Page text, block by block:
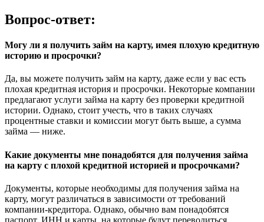
Вопрос-ответ:
Могу ли я получить займ на карту, имея плохую кредитную
историю и просрочки?
Да, вы можете получить займ на карту, даже если у вас есть
плохая кредитная история и просрочки. Некоторые компании
предлагают услуги займа на карту без проверки кредитной
истории. Однако, стоит учесть, что в таких случаях
процентные ставки и комиссии могут быть выше, а сумма
займа — ниже.
Какие документы мне понадобятся для получения займа
на карту с плохой кредитной историей и просрочками?
Документы, которые необходимы для получения займа на
карту, могут различаться в зависимости от требований
компании-кредитора. Однако, обычно вам понадобятся
паспорт, ИНН и карты, на которые будут переводиться